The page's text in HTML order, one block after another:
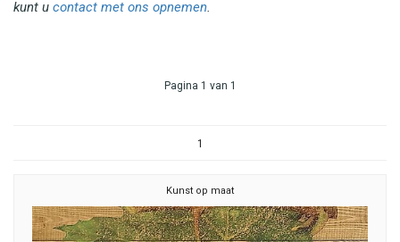
kunt u contact met ons opnemen.
Pagina 1 van 1
1
Kunst op maat